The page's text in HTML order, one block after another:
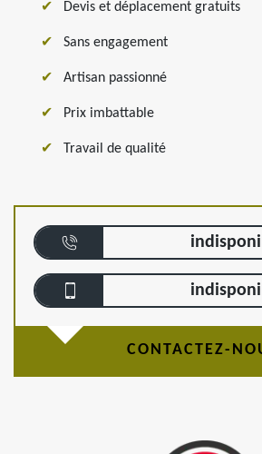
Devis et déplacement gratuits
Sans engagement
Artisan passionné
Prix imbattable
Travail de qualité
CONTACTEZ-